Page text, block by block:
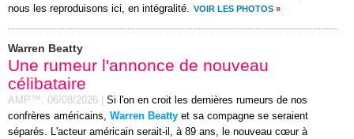
nous les reproduisons ici, en intégralité. VOIR LES PHOTOS »
Warren Beatty
Une rumeur l'annonce de nouveau
célibataire
AMP™, 06/08/2026
Si l'on en croit les dernières rumeurs de nos
confrères américains, Warren Beatty et sa compagne se seraient
séparés. L'acteur américain serait-il, à 89 ans, le nouveau cœur à